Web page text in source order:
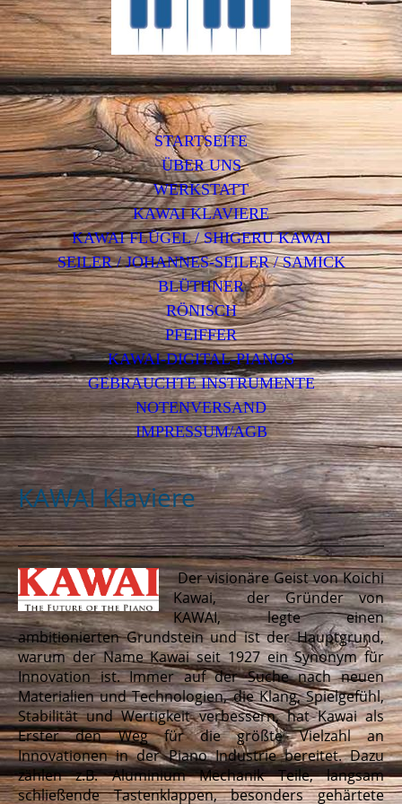
STARTSEITE
ÜBER UNS
WERKSTATT
KAWAI KLAVIERE
KAWAI FLÜGEL / SHIGERU KAWAI
SEILER / JOHANNES-SEILER / SAMICK
BLÜTHNER
RÖNISCH
PFEIFFER
KAWAI-DIGITAL-PIANOS
GEBRAUCHTE INSTRUMENTE
NOTENVERSAND
IMPRESSUM/AGB
KAWAI Klaviere
Der visionäre Geist von Koichi
Kawai, der Gründer von
KAWAI, legte einen
ambitionierten Grundstein und ist der Hauptgrund,
warum der Name Kawai seit 1927 ein Synonym für
Innovation ist. Immer auf der Suche nach neuen
Materialien und Technologien, die Klang, Spielgefühl,
Stabilität und Wertigkeit verbessern, hat Kawai als
Erster den Weg für die größte Vielzahl an
Innovationen in der Piano Industrie bereitet. Dazu
zählen z.B. Aluminium Mechanik Teile, langsam
schließende Tastenklappen, besonders gehärtete